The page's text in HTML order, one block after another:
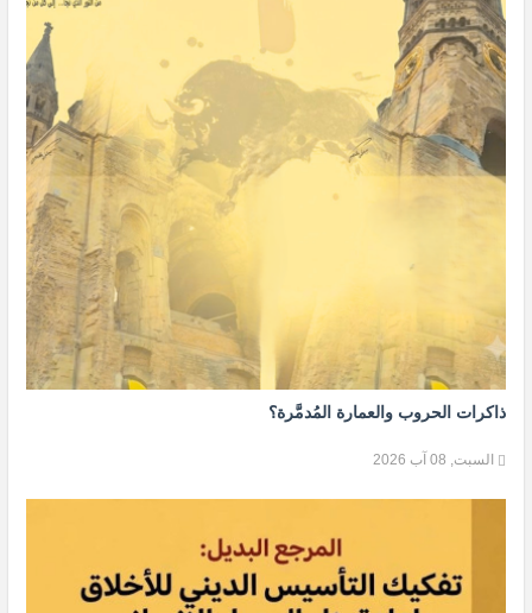
ذاكرات الحروب والعمارة المُدمَّرة؟
السبت, 08 آب 2026